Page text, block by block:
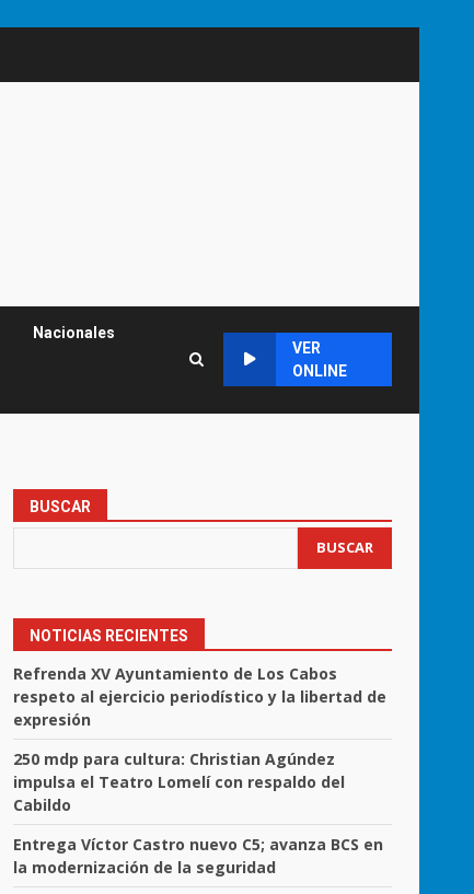
Nacionales
VER
ONLINE
BUSCAR
BUSCAR
NOTICIAS RECIENTES
Refrenda XV Ayuntamiento de Los Cabos
respeto al ejercicio periodístico y la libertad de
expresión
250 mdp para cultura: Christian Agúndez
impulsa el Teatro Lomelí con respaldo del
Cabildo
Entrega Víctor Castro nuevo C5; avanza BCS en
la modernización de la seguridad